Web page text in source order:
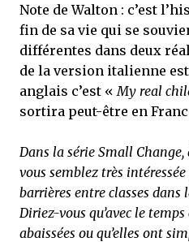
Note de Walton : c’est
fin de sa vie qui se
différentes dans deux
de la version italienne
anglais c’est « My real
sortira peut-être en
Dans la série Small
vous semblez très
barrières entre classes
Diriez-vous qu’avec le
abaissées ou qu’elles ont